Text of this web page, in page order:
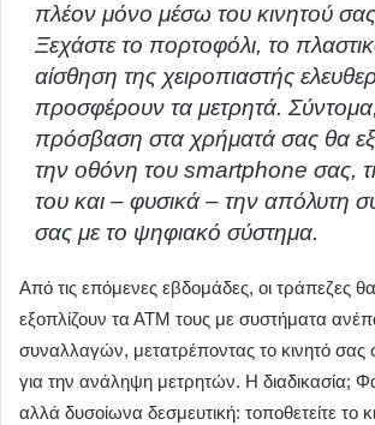
πλέον μόνο μέσω του κινητού
Ξεχάστε το πορτοφόλι, το
αίσθηση της χειροπιαστής
προσφέρουν τα μετρητά.
πρόσβαση στα χρήματά σας θα
την οθόνη του smartphone σας,
του και – φυσικά – την απόλυτη
σας με το ψηφιακό σύστημα.
Από τις επόμενες εβδομάδες, οι τράπεζες
εξοπλίζουν τα ΑΤΜ τους με συστήματα
συναλλαγών, μετατρέποντας το κινητό σας
για την ανάληψη μετρητών. Η διαδικασία;
αλλά δυσοίωνα δεσμευτική: τοποθετείτε το